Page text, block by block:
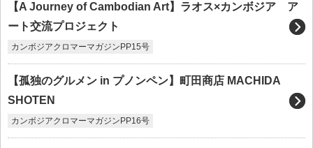
【A Journey of Cambodian Art】ラオス×カンボジア ア
ート交流プロジェクト
カンボジアクロマーマガジンPP15号
【孤独のグルメン in プノンペン】町田商店 MACHIDA
SHOTEN
カンボジアクロマーマガジンPP16号